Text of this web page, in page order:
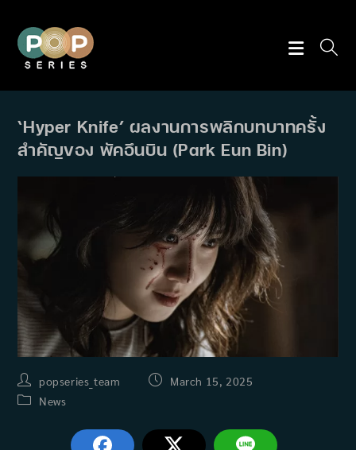
content
‘Hyper Knife’ ผลงานการพลิกบทบาทครั้ง
สำคัญของ พัคอึนบิน (Park Eun Bin)
Post
author:
popseries_team
PostMarch 15, 2025
PostNews